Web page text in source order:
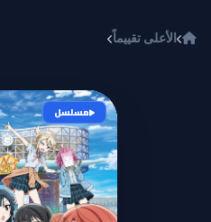
الأعلى تقييماً
مسلسل